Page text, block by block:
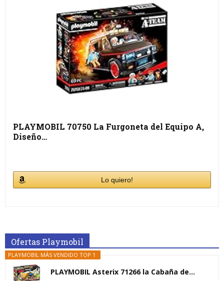
PLAYMOBIL 70750 La Furgoneta del Equipo A,
Diseño…
Lo quiero!
Ofertas Playmobil
PLAYMOBIL MÁS VENDIDO TOP 1
PLAYMOBIL Asterix 71266 la Cabaña de...